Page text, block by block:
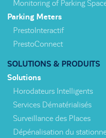
Monitoring of Parking
Parking Meters
PrestoInteractif
PrestoConnect
SOLUTIONS & PRODUITS
Solutions
Horodateurs Intelligents
Services Dématérialisés
Surveillance des Places
Dépénalisation du